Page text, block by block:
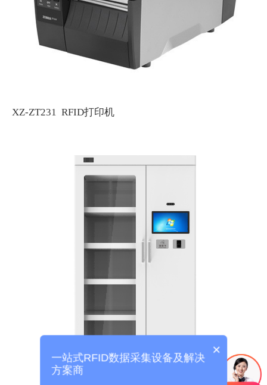
XZ-ZT231 RFID打印机
×
一站式RFID数据采集设备及解决
方案商